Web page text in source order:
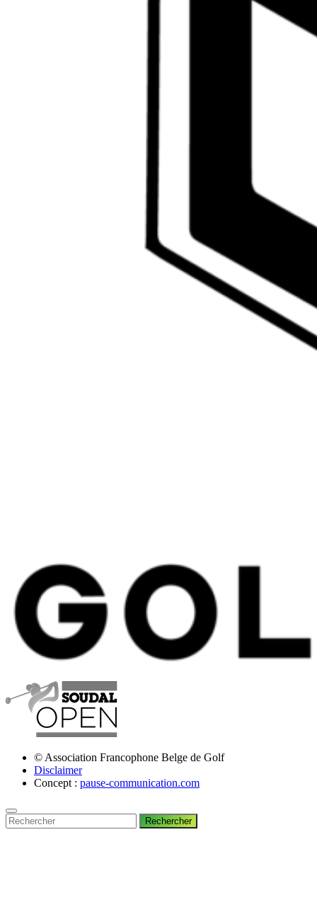
© Association Francophone Belge de Golf
Disclaimer
Concept : pause-communication.com
Rechercher